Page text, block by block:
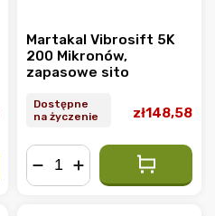
Martakal Vibrosift 5K
200 Mikronów,
zapasowe sito
Dostępne
na życzenie
zł148,58